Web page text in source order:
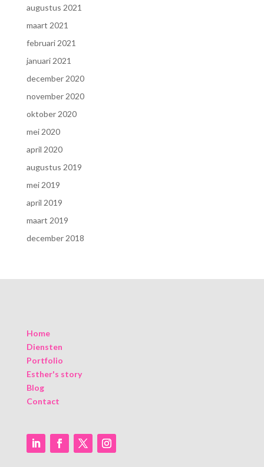
augustus 2021
maart 2021
februari 2021
januari 2021
december 2020
november 2020
oktober 2020
mei 2020
april 2020
augustus 2019
mei 2019
april 2019
maart 2019
december 2018
Home
Diensten
Portfolio
Esther's story
Blog
Contact